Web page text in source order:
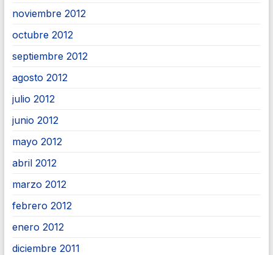
noviembre 2012
octubre 2012
septiembre 2012
agosto 2012
julio 2012
junio 2012
mayo 2012
abril 2012
marzo 2012
febrero 2012
enero 2012
diciembre 2011